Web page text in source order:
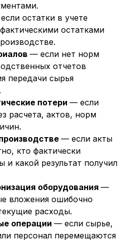
остатки в учете
остатками
— если нет норм
отчетов
передачи сырья
потери — если
расчета, актов, норм
— если акты
кто фактически
и какой результат получил
оборудования —
вложения ошибочно
расходы.
операции — если сырье,
персонал перемещаются